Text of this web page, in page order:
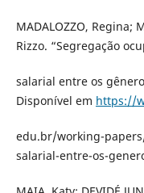
MADALOZZO, Regina;
Rizzo. “Segregação
salarial entre os
Disponível em https://
edu.br/working-
salarial-entre-os-